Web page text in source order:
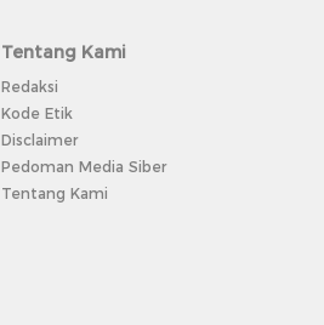
Tentang Kami
Redaksi
Kode Etik
Disclaimer
Pedoman Media Siber
Tentang Kami